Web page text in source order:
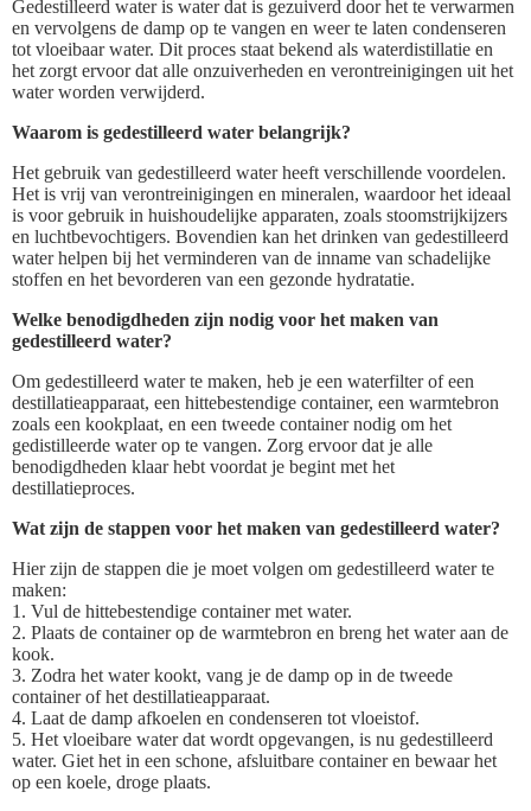
Gedestilleerd water is water dat is gezuiverd door het te verwarmen
en vervolgens de damp op te vangen en weer te laten condenseren
tot vloeibaar water. Dit proces staat bekend als waterdistillatie en
het zorgt ervoor dat alle onzuiverheden en verontreinigingen uit het
water worden verwijderd.
Waarom is gedestilleerd water belangrijk?
Het gebruik van gedestilleerd water heeft verschillende voordelen.
Het is vrij van verontreinigingen en mineralen, waardoor het ideaal
is voor gebruik in huishoudelijke apparaten, zoals stoomstrijkijzers
en luchtbevochtigers. Bovendien kan het drinken van gedestilleerd
water helpen bij het verminderen van de inname van schadelijke
stoffen en het bevorderen van een gezonde hydratatie.
Welke benodigdheden zijn nodig voor het maken van
gedestilleerd water?
Om gedestilleerd water te maken, heb je een waterfilter of een
destillatieapparaat, een hittebestendige container, een warmtebron
zoals een kookplaat, en een tweede container nodig om het
gedistilleerde water op te vangen. Zorg ervoor dat je alle
benodigdheden klaar hebt voordat je begint met het
destillatieproces.
Wat zijn de stappen voor het maken van gedestilleerd water?
Hier zijn de stappen die je moet volgen om gedestilleerd water te
maken:
1. Vul de hittebestendige container met water.
2. Plaats de container op de warmtebron en breng het water aan de
kook.
3. Zodra het water kookt, vang je de damp op in de tweede
container of het destillatieapparaat.
4. Laat de damp afkoelen en condenseren tot vloeistof.
5. Het vloeibare water dat wordt opgevangen, is nu gedestilleerd
water. Giet het in een schone, afsluitbare container en bewaar het
op een koele, droge plaats.